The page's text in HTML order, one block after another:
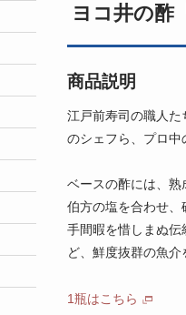
ヨコ井の酢
商品説明
江戸前寿司の職人
のシェフら、プロ中
ベースの酢には、
伯方の塩を合わせ、
手間暇を惜しまぬ
ど、鮮度抜群の魚
1瓶はこちら